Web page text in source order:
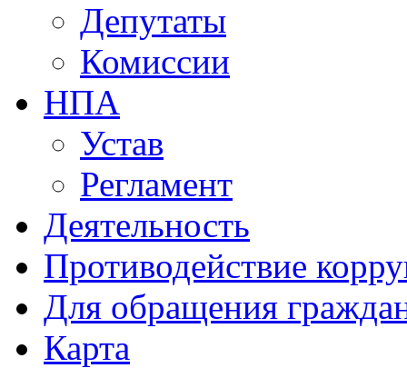
Депутаты
Комиссии
НПА
Устав
Регламент
Деятельность
Противодействие
Для обращения
Карта